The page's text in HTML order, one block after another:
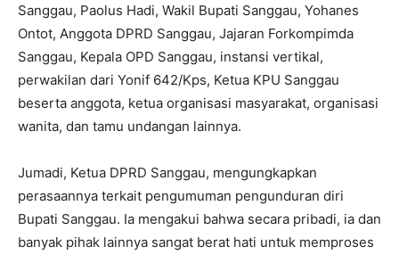
Sanggau, Paolus Hadi, Wakil Bupati Sanggau, Yohanes
Ontot, Anggota DPRD Sanggau, Jajaran Forkompimda
Sanggau, Kepala OPD Sanggau, instansi vertikal,
perwakilan dari Yonif 642/Kps, Ketua KPU Sanggau
beserta anggota, ketua organisasi masyarakat, organisasi
wanita, dan tamu undangan lainnya.
Jumadi, Ketua DPRD Sanggau, mengungkapkan
perasaannya terkait pengumuman pengunduran diri
Bupati Sanggau. Ia mengakui bahwa secara pribadi, ia dan
banyak pihak lainnya sangat berat hati untuk memproses